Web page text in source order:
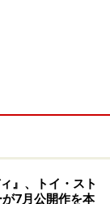
ンソワ・トリ
、文芸作とい
メロドラマタ
ズムとなって
』、トイ・スト
7月公開作を本